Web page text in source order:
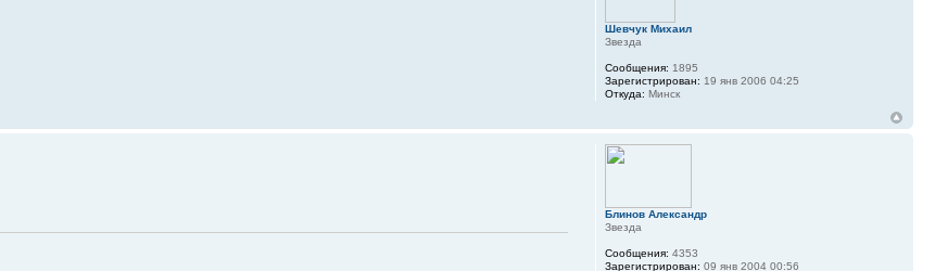
Шевчук Михаил
Звезда
Сообщения: 1895
Зарегистрирован: 19 янв 2006 04:25
Откуда: Минск
Блинов Александр
Звезда
Сообщения: 4353
Зарегистрирован: 09 янв 2004 00:56